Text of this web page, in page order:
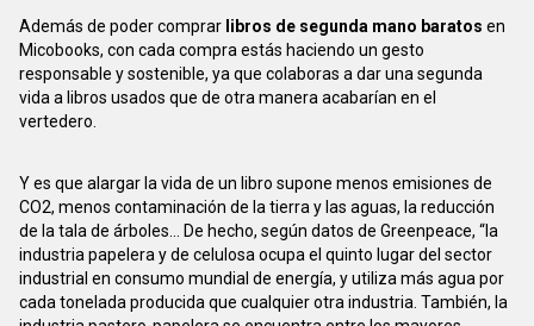
Además de poder comprar libros de segunda mano baratos en
Micobooks, con cada compra estás haciendo un gesto
responsable y sostenible, ya que colaboras a dar una segunda
vida a libros usados que de otra manera acabarían en el
vertedero.
Y es que alargar la vida de un libro supone menos emisiones de
CO2, menos contaminación de la tierra y las aguas, la reducción
de la tala de árboles... De hecho, según datos de Greenpeace, “la
industria papelera y de celulosa ocupa el quinto lugar del sector
industrial en consumo mundial de energía, y utiliza más agua por
cada tonelada producida que cualquier otra industria. También, la